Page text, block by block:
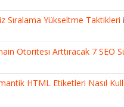
Sıralama Yükseltme Taktikleri
Otoritesi Arttıracak 7 SEO
HTML Etiketleri Nasıl